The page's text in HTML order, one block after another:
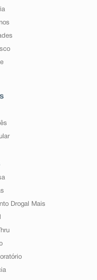
Drogal Mais